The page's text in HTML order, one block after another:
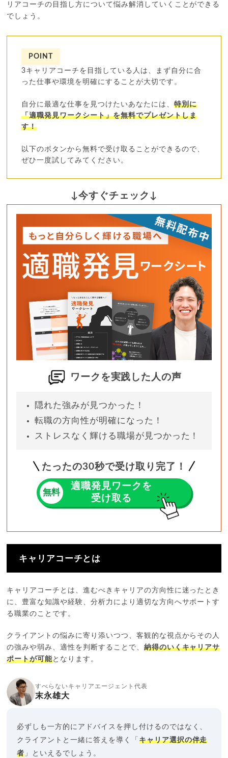
リアコーチの目指し方について悩み解消していくことができる
でしょう。
POINT
3キャリアコーチを目指している人は、まず自分に合
った仕事や環境を明確にすることが大切です。
自分に最適な仕事を見つけたいあなたには、 特別に
「適職発見ワークシート」を無料でプレゼントしま
す！
以下のボタンから無料で受け取ることができるので、
ぜひ一度試してみてください。
↓今すぐチェック↓
ワークを実践した人の声
隠れた強みが見つかった！
転職の方向性が明確になった！
ストレスなく輝ける職場が見つかった！
たったの30秒で受け取り完了！
無料
適職発見ワークを
受け取る
キャリアコーチとは
キャリアコーチとは、進むべきキャリアの方向性に迷ったとき
に、豊富な知識や経験、分析力により適切な方向へサポートす
る職業のことです。
クライアントの悩みに寄り添いつつ、客観的な視点からその人
の強みや弱み、適性を判断することで、 納得のいくキャリアサ
ポートが可能となります。
すべらないキャリアエージェント代表
末永雄大
必ずしも一方的にアドバイスを押し付けるのではなく、
クライアントと一緒に答えを導く「 キャリア選択の伴走
者 」といえるでしょう。